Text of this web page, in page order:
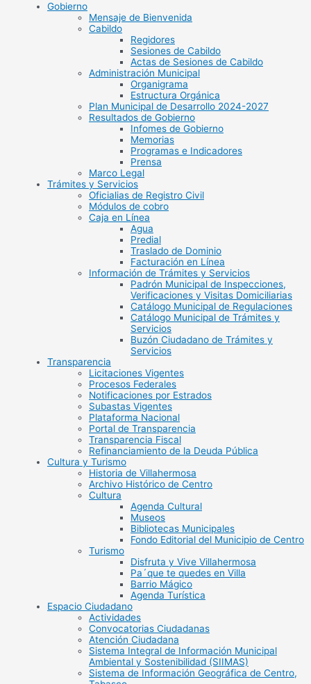
Gobierno
Mensaje de Bienvenida
Cabildo
Regidores
Sesiones de Cabildo
Actas de Sesiones de Cabildo
Administración Municipal
Organigrama
Estructura Orgánica
Plan Municipal de Desarrollo 2024-2027
Resultados de Gobierno
Infomes de Gobierno
Memorias
Programas e Indicadores
Prensa
Marco Legal
Trámites y Servicios
Oficialias de Registro Civil
Módulos de cobro
Caja en Línea
Agua
Predial
Traslado de Dominio
Facturación en Línea
Información de Trámites y Servicios
Padrón Municipal de Inspecciones,
Verificaciones y Visitas Domiciliarias
Catálogo Municipal de Regulaciones
Catálogo Municipal de Trámites y
Servicios
Buzón Ciudadano de Trámites y
Servicios
Transparencia
Licitaciones Vigentes
Procesos Federales
Notificaciones por Estrados
Subastas Vigentes
Plataforma Nacional
Portal de Transparencia
Transparencia Fiscal
Refinanciamiento de la Deuda Pública
Cultura y Turismo
Historia de Villahermosa
Archivo Histórico de Centro
Cultura
Agenda Cultural
Museos
Bibliotecas Municipales
Fondo Editorial del Municipio de Centro
Turismo
Disfruta y Vive Villahermosa
Pa´que te quedes en Villa
Barrio Mágico
Agenda Turística
Espacio Ciudadano
Actividades
Convocatorias Ciudadanas
Atención Ciudadana
Sistema Integral de Información Municipal
Ambiental y Sostenibilidad (SIIMAS)
Sistema de Información Geográfica de Centro,